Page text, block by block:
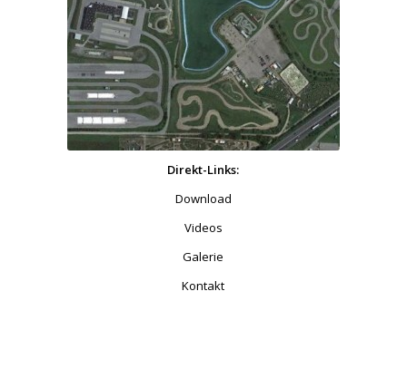
Direkt-Links:
Download
Videos
Galerie
Kontakt